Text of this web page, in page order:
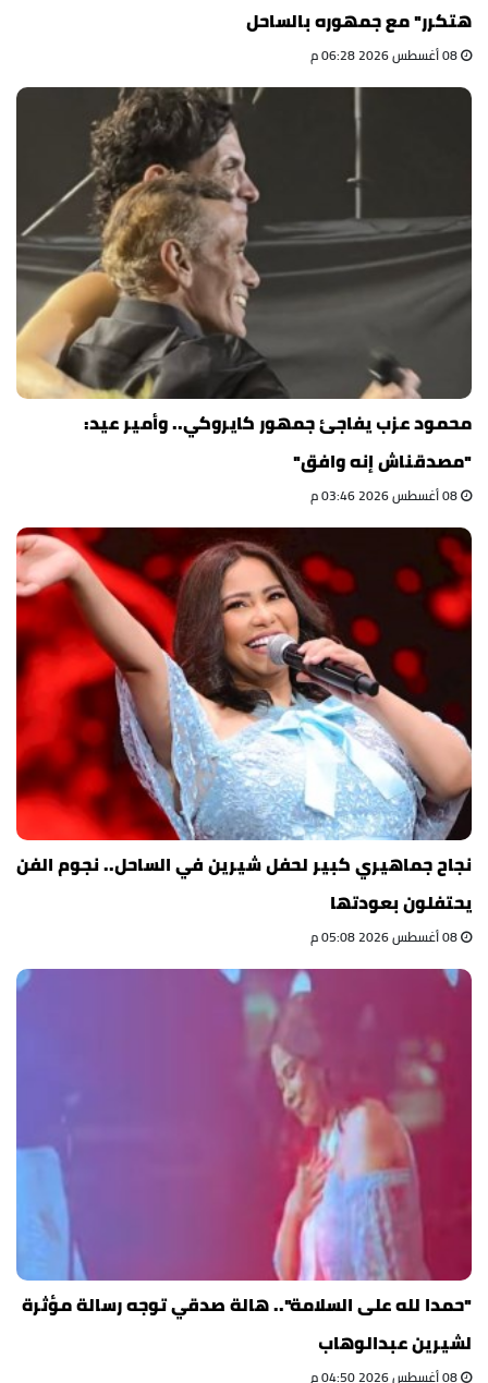
هتكرر" مع جمهوره بالساحل
محمود عزب يفاجئ جمهور كايروكي.. وأمير عيد:
"مصدقناش إنه وافق"
نجاح جماهيري كبير لحفل شيرين في الساحل.. نجوم الفن
يحتفلون بعودتها
"حمدا لله على السلامة".. هالة صدقي توجه رسالة مؤثرة
لشيرين عبدالوهاب